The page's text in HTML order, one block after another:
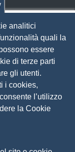
analitici
quali la
essere
di terze parti
gli utenti.
i cookies,
l’utilizzo
la Cookie